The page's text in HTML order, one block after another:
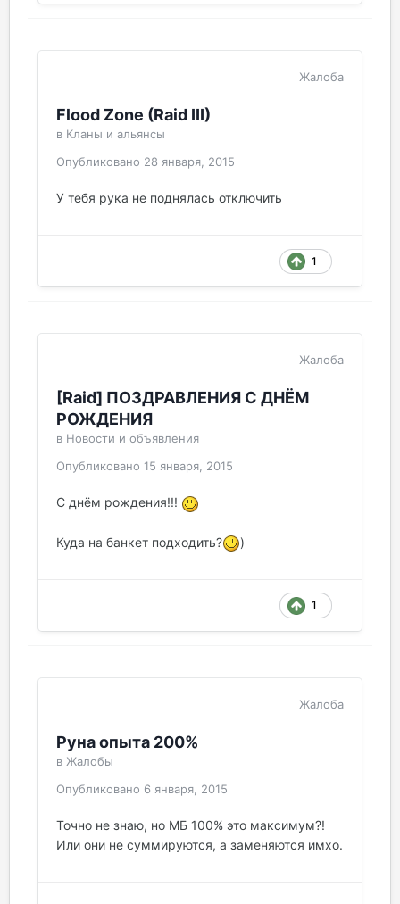
Жалоба
Flood Zone (Raid III)
в Кланы и альянсы
Опубликовано 28 января, 2015
У тебя рука не поднялась отключить
1
Жалоба
[Raid] ПОЗДРАВЛЕНИЯ С ДНЁМ
РОЖДЕНИЯ
в Новости и объявления
Опубликовано 15 января, 2015
С днём рождения!!!
Куда на банкет подходить? )
1
Жалоба
Руна опыта 200%
в Жалобы
Опубликовано 6 января, 2015
Точно не знаю, но МБ 100% это максимум?!
Или они не суммируются, а заменяются имхо.